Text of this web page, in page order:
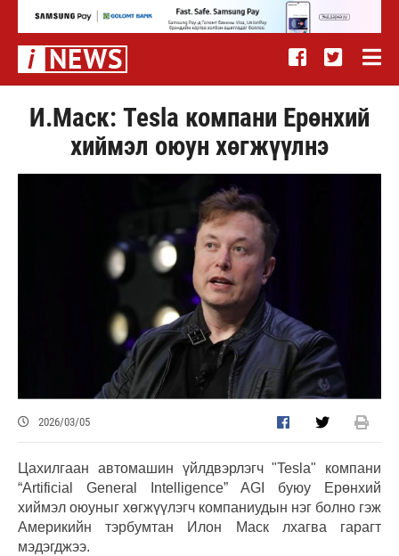
И.Маск: Tesla компани Ерөнхий
хиймэл оюун хөгжүүлнэ
2026/03/05
Цахилгаан автомашин үйлдвэрлэгч "Tesla" компани
“Artificial General Intelligence” AGI буюу Ерөнхий
хиймэл оюуныг хөгжүүлэгч компаниудын нэг болно гэж
Америкийн тэрбумтан Илон Маск лхагва гарагт
мэдэгджээ.